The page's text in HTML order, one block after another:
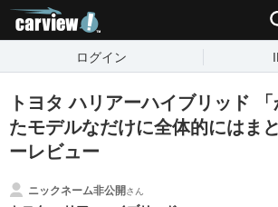
ログイン
トヨタ ハリアーハイブリッド
たモデルなだけに全体的にはま
ーレビュー
ニックネーム非公開さん